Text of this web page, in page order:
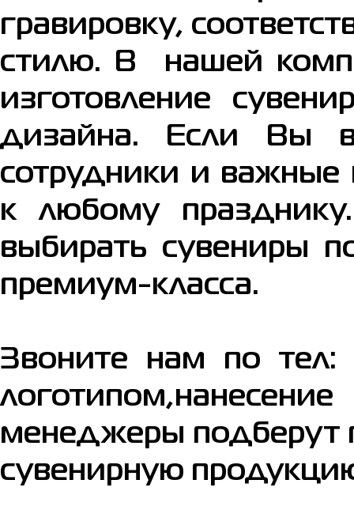
гравировку,
стилю. В нашей
изготовление
дизайна. Если Вы
сотрудники и важные
к любому
выбирать сувениры
премиум-класса.
Звоните нам по тел:
менеджеры подберут
сувенирную